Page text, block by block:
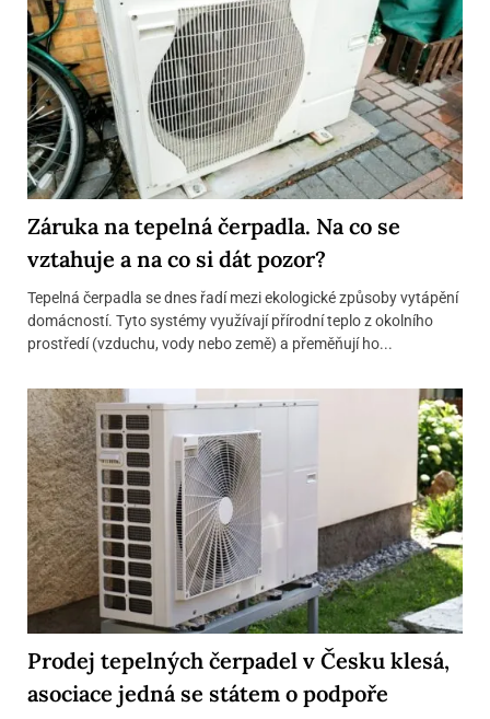
Záruka na tepelná čerpadla. Na co se
vztahuje a na co si dát pozor?
Tepelná čerpadla se dnes řadí mezi ekologické způsoby vytápění
domácností. Tyto systémy využívají přírodní teplo z okolního
prostředí (vzduchu, vody nebo země) a přeměňují ho...
Prodej tepelných čerpadel v Česku klesá,
asociace jedná se státem o podpoře